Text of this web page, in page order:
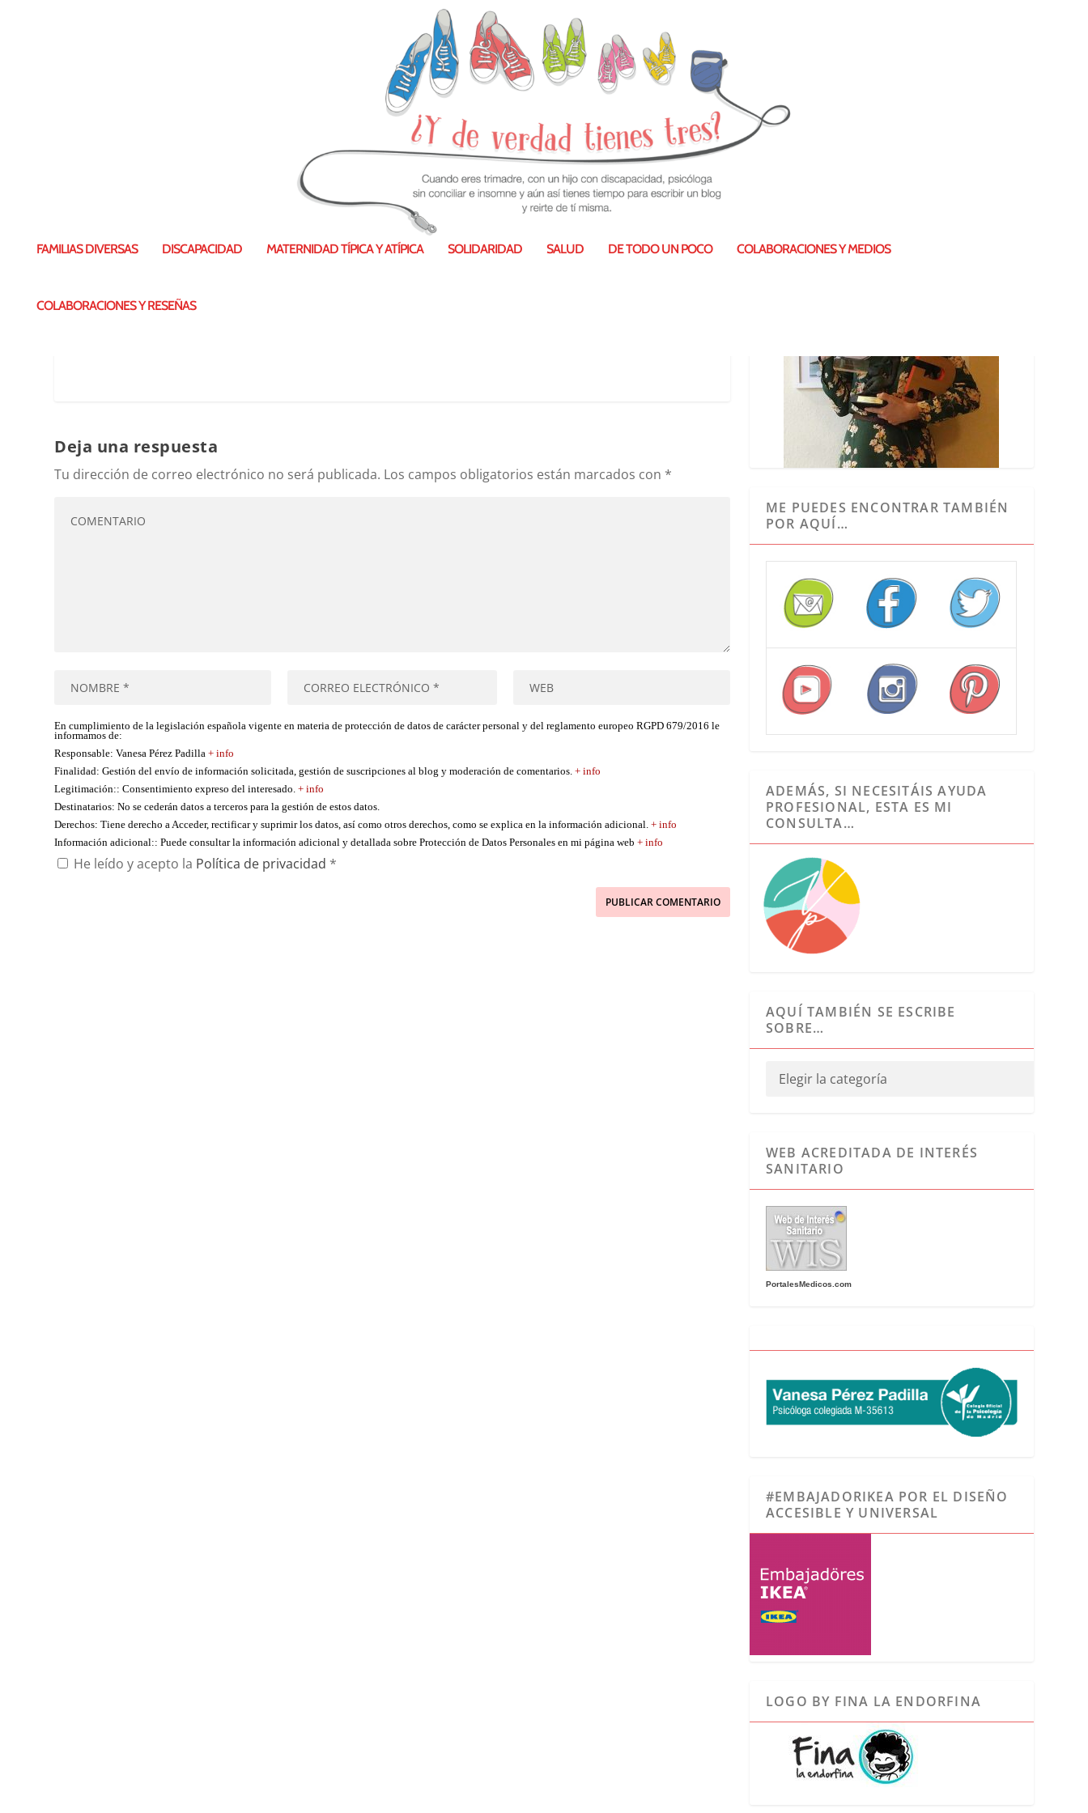
FAMILIAS DIVERSAS DISCAPACIDAD MATERNIDAD TÍPICA Y ATÍPICA SOLIDARIDAD SALUD DE TODO UN POCO COLABORACIONES Y MEDIOS
COLABORACIONES Y RESEÑAS
Deja una respuesta
Tu dirección de correo electrónico no será publicada. Los campos obligatorios están marcados con *
En cumplimiento de la legislación española vigente en materia de protección de datos de carácter personal y del reglamento europeo RGPD 679/2016 le
informamos de:
Responsable: Vanesa Pérez Padilla+ info
Finalidad: Gestión del envío de información solicitada, gestión de suscripciones al blog y moderación de comentarios.+ info
Legitimación:: Consentimiento expreso del interesado.+ info
Destinatarios: No se cederán datos a terceros para la gestión de estos datos.
Derechos: Tiene derecho a Acceder, rectificar y suprimir los datos, así como otros derechos, como se explica en la información adicional.+ info
Información adicional:: Puede consultar la información adicional y detallada sobre Protección de Datos Personales en mi página web+ info
He leído y acepto la Política de privacidad *
ME PUEDES ENCONTRAR TAMBIÉN
POR AQUÍ…
ADEMÁS, SI NECESITÁIS AYUDA
PROFESIONAL, ESTA ES MI
CONSULTA…
AQUÍ TAMBIÉN SE ESCRIBE
SOBRE…
WEB ACREDITADA DE INTERÉS
SANITARIO
PortalesMedicos.com
#EMBAJADORIKEA POR EL DISEÑO
ACCESIBLE Y UNIVERSAL
LOGO BY FINA LA ENDORFINA